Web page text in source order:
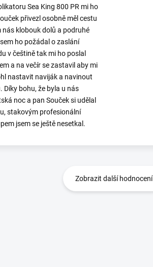
Sea King 800 PR mi ho
přivezl osobně měl cestu
nás klobouk dolů a podruhé
ho požádal o zaslání
v češtině tak mi ho poslal
a na večír se zastavil aby mi
nastavit naviják a navinout
Díky bohu, že byla u nás
noc a pan Souček si udělal
stakovým profesionální
jsem se ještě nesetkal.
Zobrazit další hodnocení